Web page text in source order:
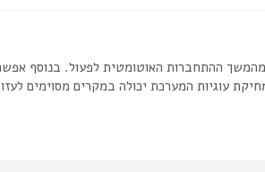
ההתחברות האוטומטית לפעול. בנוסף
עוגיות המערכת יכולה במקרים מסוימים